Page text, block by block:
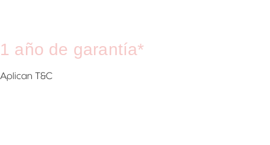
1 año de garantía*
Aplican T&C